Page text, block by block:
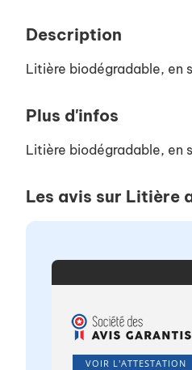
Description
Litière biodégradable, en
Plus d'infos
Litière biodégradable, en
Les avis sur Litière
VOIR L'ATTESTATION